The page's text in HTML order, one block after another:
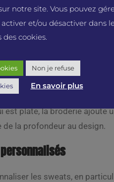
personnaliser les
une durabilité
que votre logo ou votre
d’élégance et de
une image de qualité et
est plate, la broderie
la profondeur au design.
les sweats, en
notre site. Vous pouvez
et/ou désactiver dans
cookies.
Non je refuse
En savoir plus